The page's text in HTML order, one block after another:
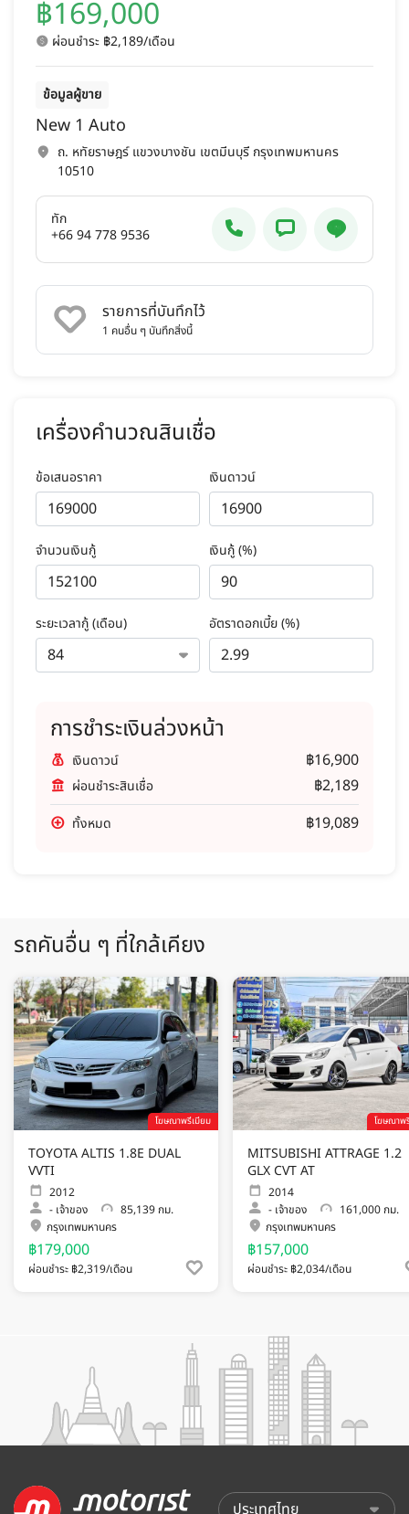
฿169,000
ผ่อนชำระ ฿2,189/เดือน
ข้อมูลผู้ขาย
New 1 Auto
ถ. หทัยราษฎร์ แขวงบางชัน เขตมีนบุรี กรุงเทพมหานคร
10510
ทัก
+66 94 778 9536
รายการที่บันทึกไว้
1 คนอื่น ๆ บันทึกสิ่งนี้
เครื่องคำนวณสินเชื่อ
ข้อเสนอราคา เงินดาวน์
จำนวนเงินกู้ เงินกู้ (%)
ระยะเวลากู้ (เดือน) อัตราดอกเบี้ย (%)
การชำระเงินล่วงหน้า
เงินดาวน์ ฿16,900
ผ่อนชำระสินเชื่อ ฿2,189
ทั้งหมด ฿19,089
รถคันอื่น ๆ ที่ใกล้เคียง
โฆษณาพรีเมียม
TOYOTA ALTIS 1.8E DUAL
VVTI
2012
- เจ้าของ
85,139 กม.
กรุงเทพมหานคร
฿179,000
ผ่อนชำระ ฿2,319/เดือน
โฆษณาพ
MITSUBISHI ATTRAGE 1.2
GLX CVT AT
2014
- เจ้าของ
161,000 กม.
กรุงเทพมหานคร
฿157,000
ผ่อนชำระ ฿2,034/เดือน